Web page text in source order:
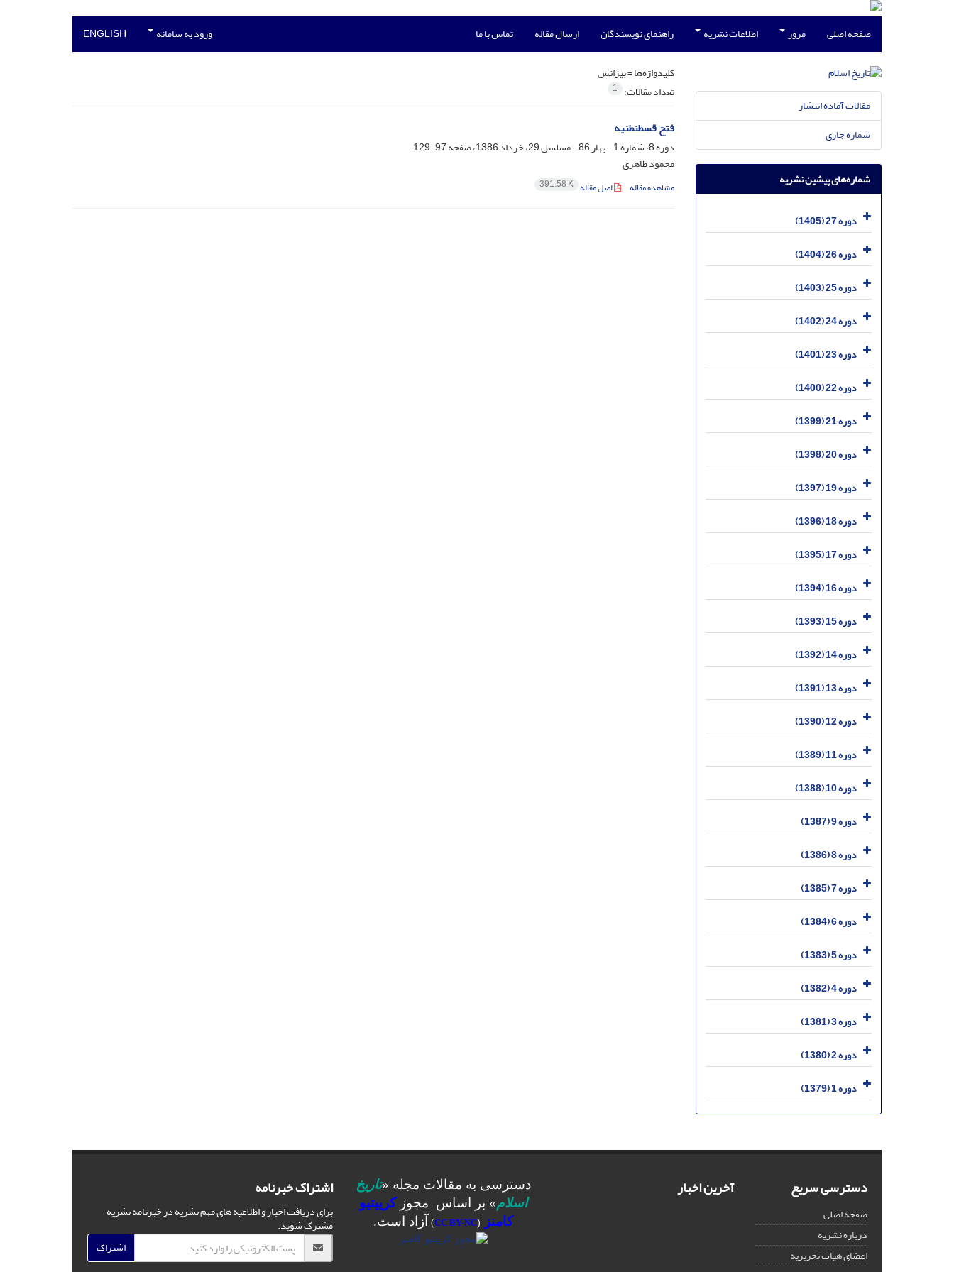
صفحه اصلی مرور اطلاعات نشریه راهنمای نویسندگان ارسال مقاله تماس با ما ورود به سامانه ENGLISH
کلیدواژه‌ها =بیزانس
تعداد مقالات: 1
فتح قسطنطنیه
دوره 8، شماره 1 - بهار 86 - مسلسل 29، خرداد 1386، صفحه
97-129
محمود طاهری
مشاهده مقاله اصل مقاله 391.58 K
مقالات آماده انتشار
شماره جاری
شماره‌های پیشین نشریه
دوره 27 (1405)
دوره 26 (1404)
دوره 25 (1403)
دوره 24 (1402)
دوره 23 (1401)
دوره 22 (1400)
دوره 21 (1399)
دوره 20 (1398)
دوره 19 (1397)
دوره 18 (1396)
دوره 17 (1395)
دوره 16 (1394)
دوره 15 (1393)
دوره 14 (1392)
دوره 13 (1391)
دوره 12 (1390)
دوره 11 (1389)
دوره 10 (1388)
دوره 9 (1387)
دوره 8 (1386)
دوره 7 (1385)
دوره 6 (1384)
دوره 5 (1383)
دوره 4 (1382)
دوره 3 (1381)
دوره 2 (1380)
دوره 1 (1379)
دسترسی سریع
صفحه اصلی
درباره نشریه
اعضای هیات تحریریه
آخرین اخبار دسترسی به مقالات مجله «تاریخ
اسلام» بر اساس مجوزکرییتیو
کامنز
(
CC BY-NC
) آزاد است.
اشتراک خبرنامه
برای دریافت اخبار و اطلاعیه های مهم نشریه در خبرنامه نشریه
مشترک شوید.
اشتراک